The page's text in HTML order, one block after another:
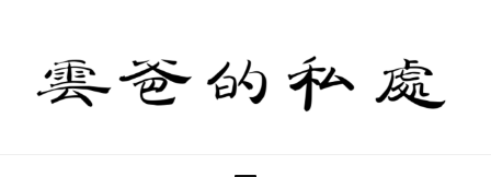
primary
navigation
content
primary
sidebar